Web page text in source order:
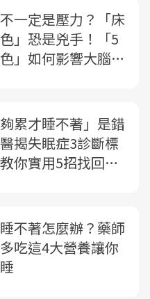
一定是壓力？「床
」恐是兇手！「5
」如何影響大腦與
夠累才睡不著」是錯
揭失眠症3診斷標
你實用5招找回一
不著怎麼辦？藥師
吃這4大營養讓你